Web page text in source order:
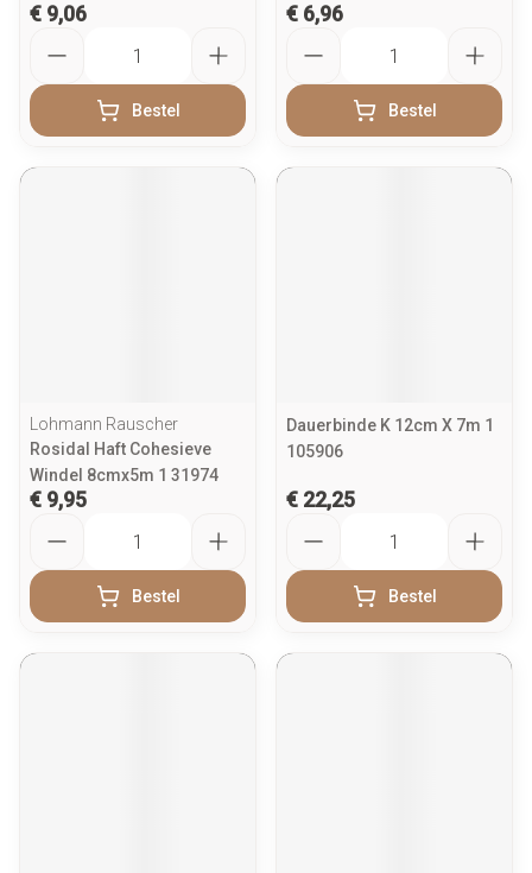
€ 9,06
Bestel
€ 6,96
Bestel
Lohmann Rauscher
Rosidal Haft Cohesieve
Windel 8cmx5m 1 31974
€ 9,95
Bestel
Dauerbinde K 12cm X 7m 1
105906
€ 22,25
Bestel